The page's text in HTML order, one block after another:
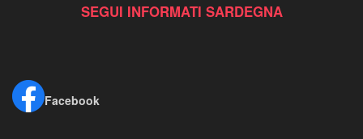
SEGUI INFORMATI SARDEGNA
Facebook